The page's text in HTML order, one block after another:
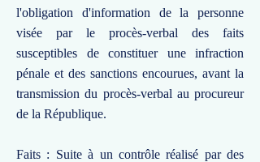
l'obligation d'information de la personne
visée par le procès-verbal des faits
susceptibles de constituer une infraction
pénale et des sanctions encourues, avant la
transmission du procès-verbal au procureur
de la République.
Faits : Suite à un contrôle réalisé par des